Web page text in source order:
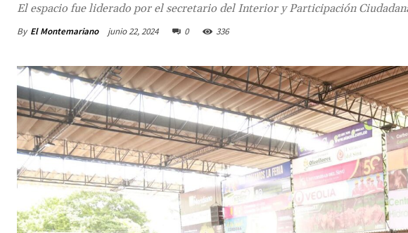
El espacio fue liderado por el secretario del Interior y Participación
By El Montemariano junio 22, 2024 0 336